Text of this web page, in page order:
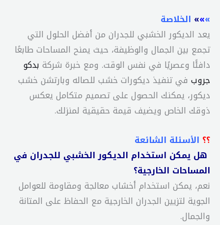
»
»
» الخلاصة
يعد الديكور الخشبي للجدران من أفضل الحلول التي
تجمع بين الجمال والوظيفة، حيث يمنح المساحات طابعًا
دافئًا وعصريًا في نفس الوقت. ومع خبرة شركة بدكو
جروب في تنفيذ ديكورات خشب للصاله وبارتشن خشب
ديكور، يمكنك الحصول على تصميم متكامل يعكس
ذوقك الخاص ويضيف قيمة حقيقية لمنزلك.
؟؟ الأسئلة الشائعة
هل يمكن استخدام الديكور الخشبي للجدران في
المساحات الخارجية؟
نعم، يمكن استخدام أخشاب معالجة ومقاومة للعوامل
الجوية لتزيين الجدران الخارجية مع الحفاظ على المتانة
والجمال.